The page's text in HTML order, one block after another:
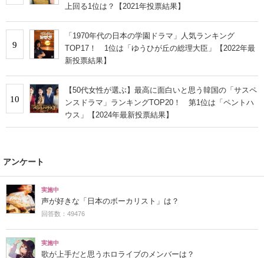
上回る1位は？【2021年投票結果】
9
「1970年代の日本の学園ドラマ」人気ランキング
TOP17！ 1位は「ゆうひが丘の総理大臣」【2022年最
新投票結果】
10
【50代女性が選ぶ】最高に面白いと思う韓国の「サスペ
ンスドラマ」ランキングTOP20！ 第1位は「ペントハ
ウス」【2024年最新投票結果】
アンケート
実施中
声が好きな「日本のボーカリスト」は？
回答数：49476
実施中
歌が上手だと思うホロライブのメンバーは？